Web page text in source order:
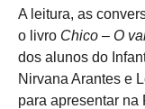
A leitura, as
o livro Chico – O
dos alunos do
Nirvana Arantes e
para apresentar na